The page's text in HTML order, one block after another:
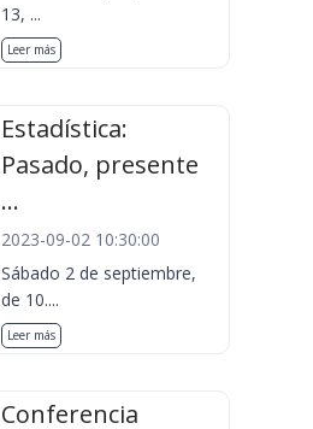
13, ...
Leer más
Estadística:
Pasado, presente
...
2023-09-02 10:30:00
Sábado 2 de septiembre,
de 10....
Leer más
Conferencia